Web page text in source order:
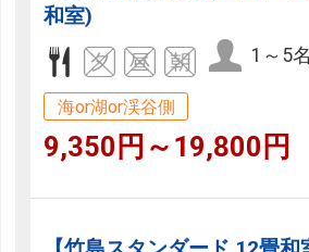
和室)
1～5名
海or湖or渓谷側
9,350円～19,800円